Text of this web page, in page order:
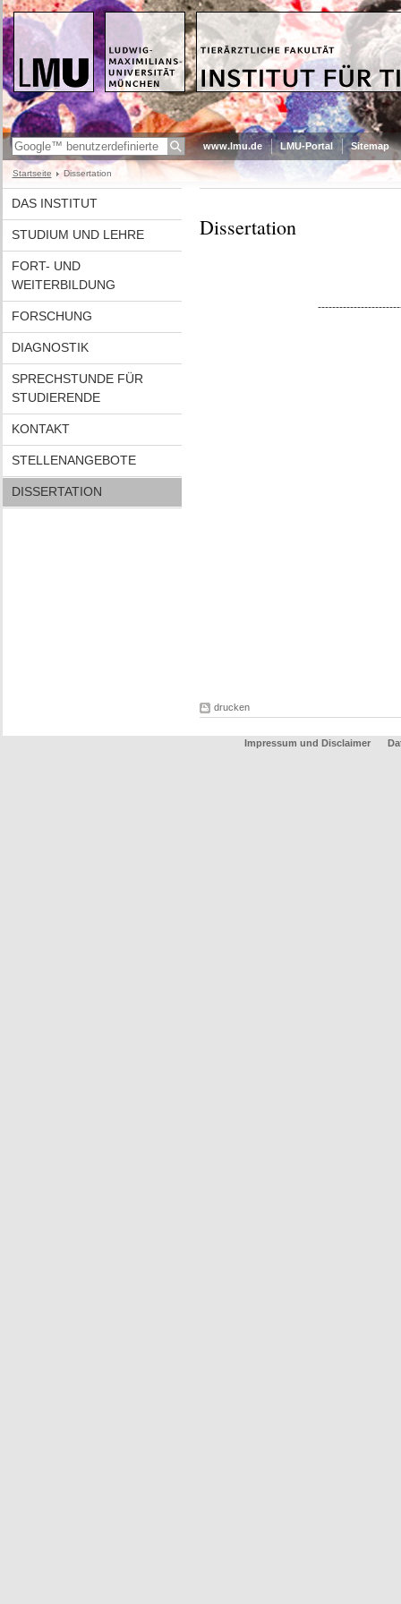
www.lmu.de LMU-Portal Sitemap
Startseite Dissertation
DAS INSTITUT
STUDIUM UND LEHRE
FORT- UND
WEITERBILDUNG
FORSCHUNG
DIAGNOSTIK
SPRECHSTUNDE FÜR
STUDIERENDE
KONTAKT
STELLENANGEBOTE
DISSERTATION
Dissertation
drucken
Impressum und Disclaimer